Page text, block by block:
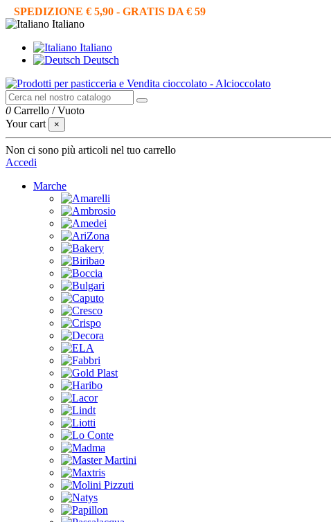
SPEDIZIONE € 5,90 - GRATIS DA € 59
Italiano
Italiano
Deutsch
0 Carrello /Vuoto
Your cart
×
Non ci sono più articoli nel tuo carrello
Accedi
Marche